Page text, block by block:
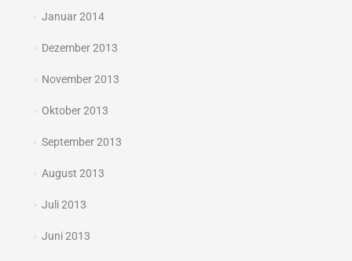
Januar 2014
Dezember 2013
November 2013
Oktober 2013
September 2013
August 2013
Juli 2013
Juni 2013